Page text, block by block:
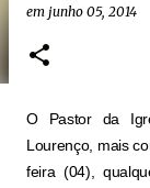
em junho 05, 2014
O Pastor da
Lourenço, mais
feira (04),